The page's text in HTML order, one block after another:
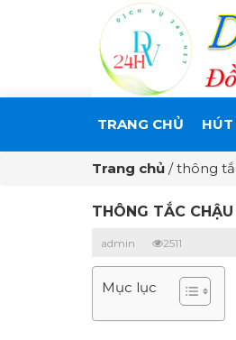
TRANG CHỦ HÚT
Trang chủ /thông
THÔNG TẮC
admin 2511
Mục lục